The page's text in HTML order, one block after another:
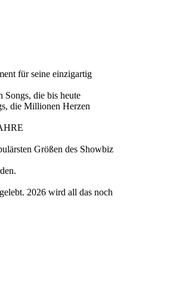
für seine einzigartig
Songs, die bis heute
die Millionen Herzen
Größen des Showbiz
2026 wird all das noch